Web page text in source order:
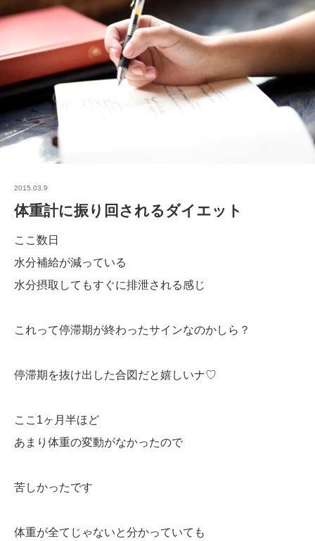
2015.03.9
体重計に振り回されるダイエット
ここ数日
水分補給が減っている
水分摂取してもすぐに排泄される感じ
これって停滞期が終わったサインなのかしら？
停滞期を抜け出した合図だと嬉しいナ♡
ここ1ヶ月半ほど
あまり体重の変動がなかったので
苦しかったです
体重が全てじゃないと分かっていても